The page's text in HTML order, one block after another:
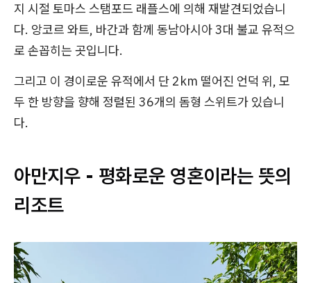
지 시절 토마스 스탬포드 래플스에 의해 재발견되었습니
다. 앙코르 와트, 바간과 함께 동남아시아 3대 불교 유적으
로 손꼽히는 곳입니다.
그리고 이 경이로운 유적에서 단 2km 떨어진 언덕 위, 모
두 한 방향을 향해 정렬된 36개의 돔형 스위트가 있습니
다.
아만지우 - 평화로운 영혼이라는 뜻의
리조트